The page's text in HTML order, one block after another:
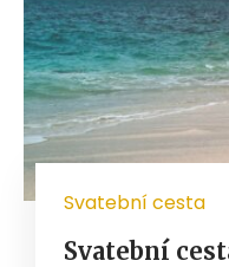
Svatební cesta
Svatební